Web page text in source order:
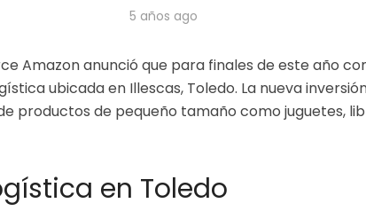
5 años ago
Amazon anunció que para finales de este año
ubicada en Illescas, Toledo. La nueva
productos de pequeño tamaño como juguetes,
en Toledo